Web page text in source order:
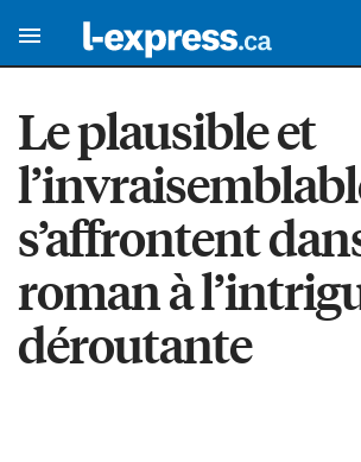
Le plausible et
s’affrontent
roman à
déroutante